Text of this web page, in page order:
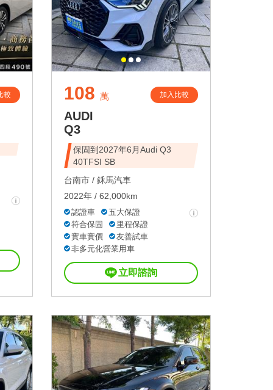
較 108 萬 加入比較
AUDI
Q3
保固到2027年6月Audi Q3
40TFSI SB
台南市 / 鉌馬汽車
2022年 / 62,000km
認證車
五大保證
符合保固
里程保證
實車實價
友善試車
非多元化營業用車
立即諮詢